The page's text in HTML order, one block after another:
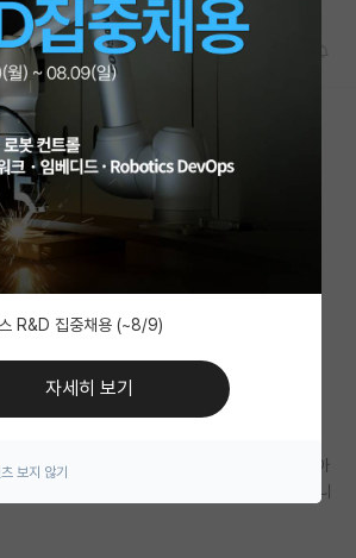
개랩)
후기 게시판
게시판
한 대학의 컴퓨터공학과에 2025-1학기 기준으
학부생입니다. 곧 3월 개강이 다가오기도 하고 아
써 3학년이라는 막막함에 고민이 많아져 글 남깁니
R&D 집중채용 (~8/9)
자세히 보기
보지 않기